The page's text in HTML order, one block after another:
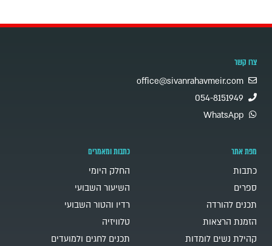
צרו קשר
office@sivanrahavmeir.com
054-8151949
WhatsApp
מפת אתר
כתבות
ספרים
תכנים להורדה
הזמנת הרצאות
קהילת נשים לומדות
כתבות ומאמרים
החלק היומי
השיעור השבועי
רדיו והטור השבועי
טלוויזיה
תכנים לחגים ולמועדים